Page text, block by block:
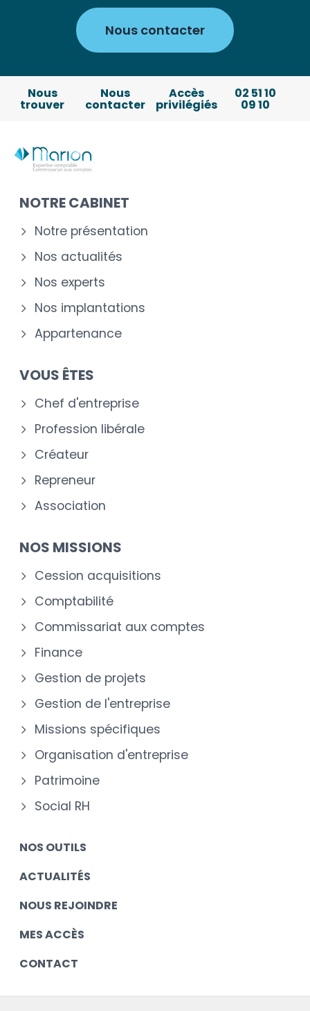
Nous contacter
Nous
trouver
Nous
contacter
Accès
privilégiés
02 51 10
09 10
NOTRE CABINET
Notre présentation
Nos actualités
Nos experts
Nos implantations
Appartenance
VOUS ÊTES
Chef d'entreprise
Profession libérale
Créateur
Repreneur
Association
NOS MISSIONS
Cession acquisitions
Comptabilité
Commissariat aux comptes
Finance
Gestion de projets
Gestion de l'entreprise
Missions spécifiques
Organisation d'entreprise
Patrimoine
Social RH
NOS OUTILS
ACTUALITÉS
NOUS REJOINDRE
MES ACCÈS
CONTACT